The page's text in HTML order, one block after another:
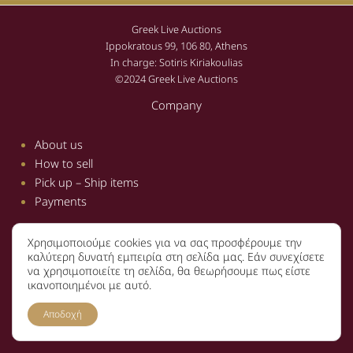
Greek Live Auctions
Ippokratous 99, 106 80, Athens
In charge: Sotiris Kiriakoulias
©2024 Greek Live Auctions
Company
About us
How to sell
Pick up – Ship items
Payments
Information
Terms and conditions
Privacy policy
Χρησιμοποιούμε cookies για να σας προσφέρουμε την
καλύτερη δυνατή εμπειρία στη σελίδα μας. Εάν συνεχίσετε
να χρησιμοποιείτε τη σελίδα, θα θεωρήσουμε πως είστε
ικανοποιημένοι με αυτό.
Αποδοχή